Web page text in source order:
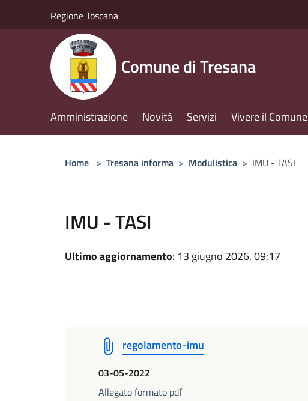
Regione Toscana
Comune di Tresana
Amministrazione Novità Servizi Vivere il Comune
Home > Tresana informa > Modulistica > IMU - TASI
IMU - TASI
Ultimo aggiornamento: 13 giugno 2026, 09:17
regolamento-imu
03-05-2022
Allegato formato pdf